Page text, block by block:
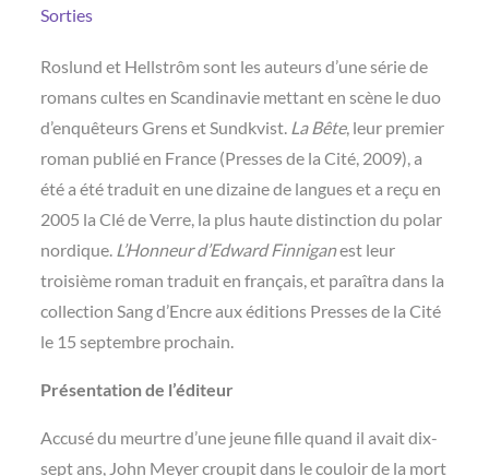
Sorties
Roslund et Hellstrôm sont les auteurs d’une série de
romans cultes en Scandinavie mettant en scène le duo
d’enquêteurs Grens et Sundkvist. La Bête, leur premier
roman publié en France (Presses de la Cité, 2009), a
été a été traduit en une dizaine de langues et a reçu en
2005 la Clé de Verre, la plus haute distinction du polar
nordique. L’Honneur d’Edward Finniganest leur
troisième roman traduit en français, et paraîtra dans la
collection Sang d’Encre aux éditions Presses de la Cité
le 15 septembre prochain.
Présentation de l’éditeur
Accusé du meurtre d’une jeune fille quand il avait dix-
sept ans, John Meyer croupit dans le couloir de la mort